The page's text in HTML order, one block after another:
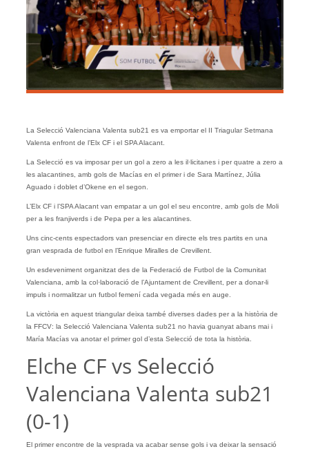
La Selecció Valenciana Valenta sub21 es va emportar el II Triagular Setmana
Valenta enfront de l’Elx CF i el SPA Alacant.
La Selecció es va imposar per un gol a zero a les il·licitanes i per quatre a zero a
les alacantines, amb gols de Macías en el primer i de Sara Martínez, Júlia
Aguado i doblet d’Okene en el segon.
L’Elx CF i l’SPA Alacant van empatar a un gol el seu encontre, amb gols de Moli
per a les franjiverds i de Pepa per a les alacantines.
Uns cinc-cents espectadors van presenciar en directe els tres partits en una
gran vesprada de futbol en l’Enrique Miralles de Crevillent.
Un esdeveniment organitzat des de la Federació de Futbol de la Comunitat
Valenciana, amb la col·laboració de l’Ajuntament de Crevillent, per a donar-li
impuls i normalitzar un futbol femení cada vegada més en auge.
La victòria en aquest triangular deixa també diverses dades per a la història de
la FFCV: la Selecció Valenciana Valenta sub21 no havia guanyat abans mai i
María Macías va anotar el primer gol d’esta Selecció de tota la història.
Elche CF vs Selecció
Valenciana Valenta sub21
(0-1)
El primer encontre de la vesprada va acabar sense gols i va deixar la sensació